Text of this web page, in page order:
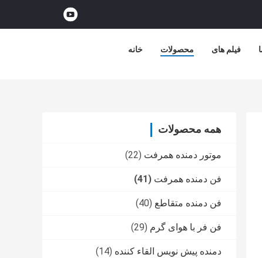
خانه محصولات فیلم های
همه محصولات
موتور دمنده همرفت (22)
فن دمنده همرفت (41)
فن دمنده متقاطع (40)
فن فر با هوای گرم (29)
دمنده پیش نویس القاء کننده (14)